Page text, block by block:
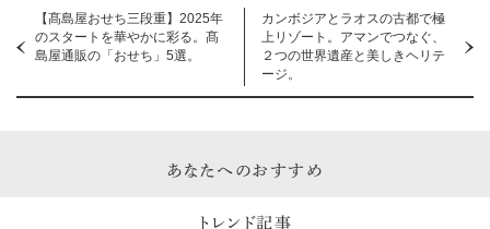
【髙島屋おせち三段重】2025年
のスタートを華やかに彩る。髙
島屋通販の「おせち」5選。
カンボジアとラオスの古都で極
上リゾート。アマンでつなぐ、
２つの世界遺産と美しきヘリテ
ージ。
あなたへのおすすめ
トレンド記事